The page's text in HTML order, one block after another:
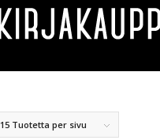
15 Tuotetta per sivu